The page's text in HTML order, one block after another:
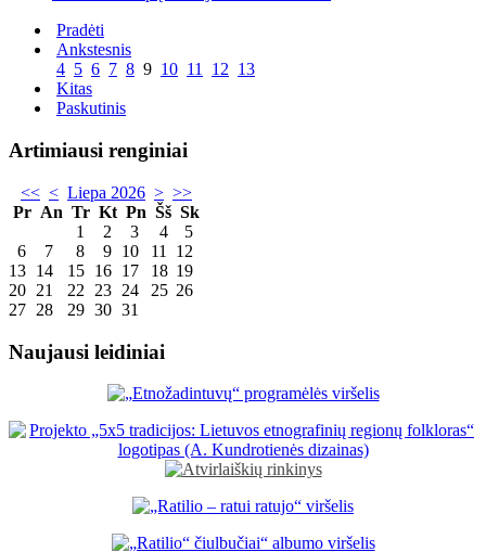
Pradėti
Ankstesnis
4 5 6 7 8 9 10 11 12 13
Kitas
Paskutinis
Artimiausi renginiai
<< < Liepa 2026 > >>
Pr An Tr Kt Pn Šš Sk
1
2 3 4
5
6
7 8 9 10 11
12
13 14 15 16 17 18 19
20 21 22 23 24 25 26
27 28 29 30 31
Naujausi leidiniai